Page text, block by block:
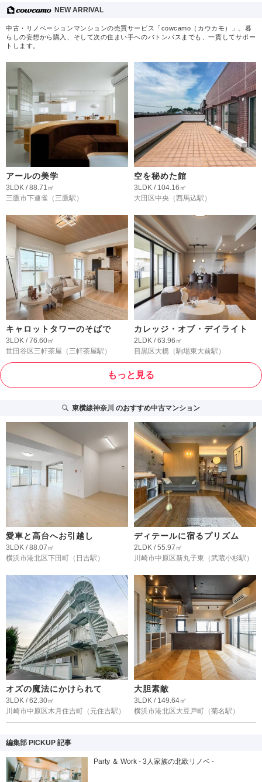
NEW ARRIVAL
中古・リノベーションマンションの売買サービス「cowcamo（カウカモ）」。暮
らしの妄想から購入、そして次の住まい手へのバトンパスまでも、一貫してサポー
トします。
アールの美学
3LDK / 88.71㎡
三鷹市下連雀 （三鷹駅）
空を秘めた館
3LDK / 104.16㎡
大田区中央 （西馬込駅）
キャロットタワーのそばで
3LDK / 76.60㎡
世田谷区三軒茶屋 （三軒茶屋駅）
カレッジ・オブ・デイライト
2LDK / 63.96㎡
目黒区大橋 （駒場東大前駅）
もっと見る
東横線神奈川 のおすすめ中古マンション
愛車と高台へお引越し
3LDK / 88.07㎡
横浜市港北区下田町 （日吉駅）
ディテールに宿るプリズム
2LDK / 55.97㎡
川崎市中原区新丸子東 （武蔵小杉駅）
オズの魔法にかけられて
3LDK / 62.30㎡
川崎市中原区木月住吉町 （元住吉駅）
大胆素敵
3LDK / 149.64㎡
横浜市港北区大豆戸町 （菊名駅）
編集部 PICKUP 記事
Party ＆ Work - 3人家族の北欧リノベ -